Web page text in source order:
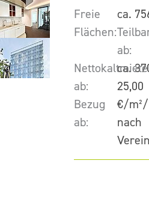
Freie
Flächen:
ca.
ab:
ca.
Nettokaltmiete
ab:
25,00
€/
Bezug
ab:
nach